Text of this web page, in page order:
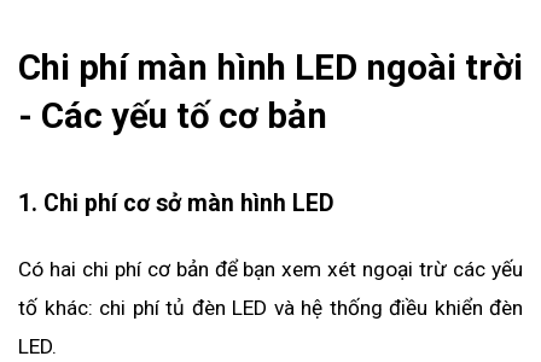
Chi phí màn hình LED ngoài trời
- Các yếu tố cơ bản
1. Chi phí cơ sở màn hình LED
Có hai chi phí cơ bản để bạn xem xét ngoại trừ các yếu
tố khác: chi phí tủ đèn LED và hệ thống điều khiển đèn
LED.